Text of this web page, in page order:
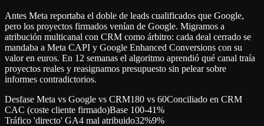
Antes Meta reportaba el doble de leads cualificados que Google,
pero los proyectos firmados venían de Google. Migramos a
atribución multicanal con CRM como árbitro: cada deal cerrado se
mandaba a Meta CAPI y Google Enhanced Conversions con su
valor en euros. En 12 semanas el algoritmo aprendió qué canal traía
proyectos reales y reasignamos presupuesto sin pelear sobre
informes contradictorios.
Desfase Meta vs Google vs CRM180 vs 60Conciliado en CRM
CAC (coste cliente firmado)Base 100-41%
Tráfico 'directo' GA4 mal atribuido32%9%